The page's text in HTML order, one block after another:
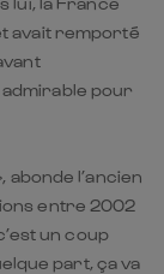
avait remporté
admirable pour
abonde l’ancien
entre 2002
un coup
part, ça va